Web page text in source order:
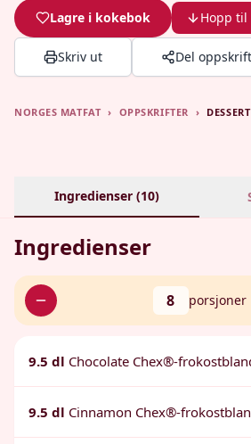
Lagre i kokebok Hopp
Skriv ut Del oppskrift
NORGES MATFAT › OPPSKRIFTER › DESSERT
Ingredienser (10)
Ingredienser
8 porsjoner
9.5 dl Chocolate Chex®-
9.5 dl Cinnamon Chex®-